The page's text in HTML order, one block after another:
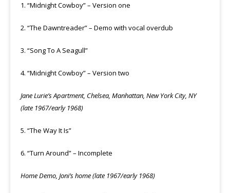
1. “Midnight Cowboy” – Version one
2. “The Dawntreader” – Demo with vocal overdub
3. “Song To A Seagull”
4. “Midnight Cowboy” – Version two
Jane Lurie’s Apartment, Chelsea, Manhattan, New York City, NY
(late 1967/early 1968)
5. “The Way It Is”
6. “Turn Around” – Incomplete
Home Demo, Joni’s home (late 1967/early 1968)